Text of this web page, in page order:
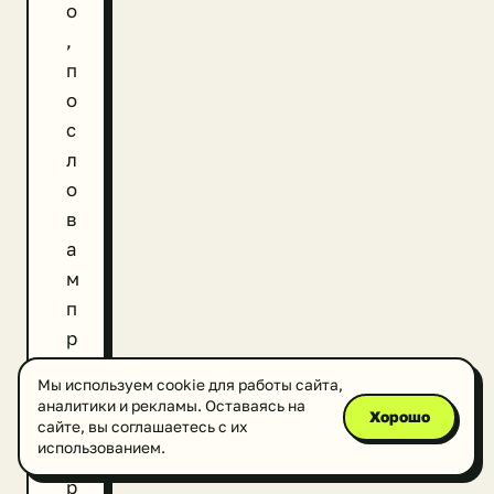
о
,
п
о
с
л
о
в
а
м
п
р
м
ь
е
р
Мы используем cookie для работы сайта,
аналитики и рекламы. Оставаясь на
сайте, вы соглашаетесь с их
использованием.
Хорошо